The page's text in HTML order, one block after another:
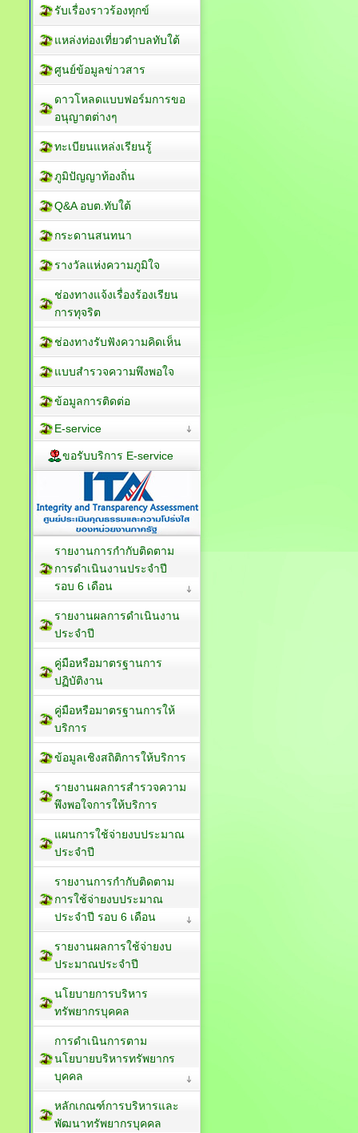
รับเรื่องราวร้องทุกข์
แหล่งท่องเที่ยวตำบลทับใต้
ศูนย์ข้อมูลข่าวสาร
ดาวโหลดแบบฟอร์มการขอ
อนุญาตต่างๆ
ทะเบียนแหล่งเรียนรู้
ภูมิปัญญาท้องถิ่น
Q&A อบต.ทับใต้
กระดานสนทนา
รางวัลแห่งความภูมิใจ
ช่องทางแจ้งเรื่องร้องเรียน
การทุจริต
ช่องทางรับฟังความคิดเห็น
แบบสำรวจความพึงพอใจ
ข้อมูลการติดต่อ
E-service
ขอรับบริการ E-service
รายงานการกำกับติดตาม
การดำเนินงานประจำปี
รอบ 6 เดือน
รายงานผลการดำเนินงาน
ประจำปี
คู่มือหรือมาตรฐานการ
ปฏิบัติงาน
คู่มือหรือมาตรฐานการให้
บริการ
ข้อมูลเชิงสถิติการให้บริการ
รายงานผลการสำรวจความ
พึงพอใจการให้บริการ
แผนการใช้จ่ายงบประมาณ
ประจำปี
รายงานการกำกับติดตาม
การใช้จ่ายงบประมาณ
ประจำปี รอบ 6 เดือน
รายงานผลการใช้จ่ายงบ
ประมาณประจำปี
นโยบายการบริหาร
ทรัพยากรบุคคล
การดำเนินการตาม
นโยบายบริหารทรัพยากร
บุคคล
หลักเกณฑ์การบริหารและ
พัฒนาทรัพยากรบุคคล